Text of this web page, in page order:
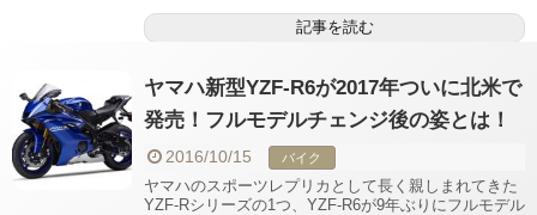
記事を読む
ヤマハ新型YZF-R6が2017年ついに北米で
発売！フルモデルチェンジ後の姿とは！
2016/10/15 バイク
ヤマハのスポーツレプリカとして長く親しまれてきた
YZF-Rシリーズの1つ、YZF-R6が9年ぶりにフルモデル